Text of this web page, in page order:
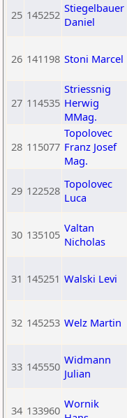
25 145252 Stiegelbauer
Daniel
26 141198 Stoni Marcel
27 114535
Striessnig
Herwig
MMag.
28 115077
Topolovec
Franz Josef
Mag.
29 122528 Topolovec
Luca
30 135105 Valtan
Nicholas
31 145251 Walski Levi
32 145253 Welz Martin
33 145550 Widmann
Julian
34 133960 Wornik